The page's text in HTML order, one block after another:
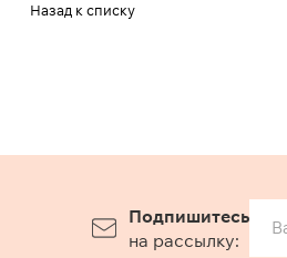
Назад к списку
Подпишитесь
на рассылку: